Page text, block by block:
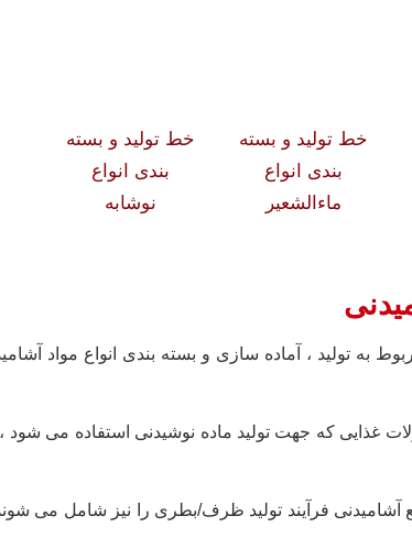
خط تولید و بسته
بندی انواع
ماءالشعیر
خط تولید و بسته
بندی انواع
نوشابه
به تولید ، آماده سازی و بسته بندی انواع مواد
غذایی که جهت تولید ماده نوشیدنی استفاده می
فرآیند تولید ظرف/بطری را نیز شامل می